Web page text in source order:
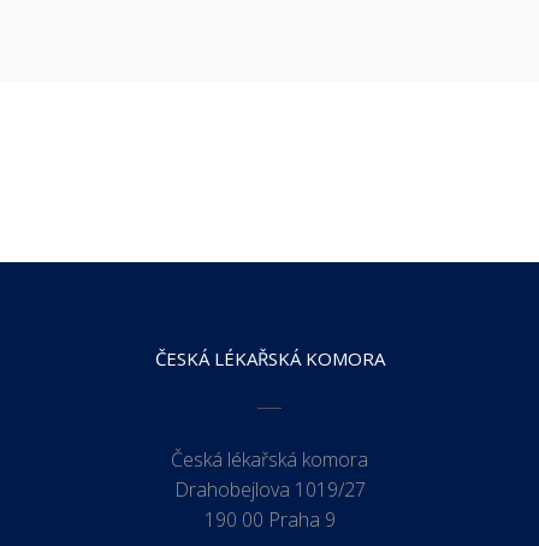
ČESKÁ LÉKAŘSKÁ KOMORA
Česká lékařská komora
Drahobejlova 1019/27
190 00 Praha 9